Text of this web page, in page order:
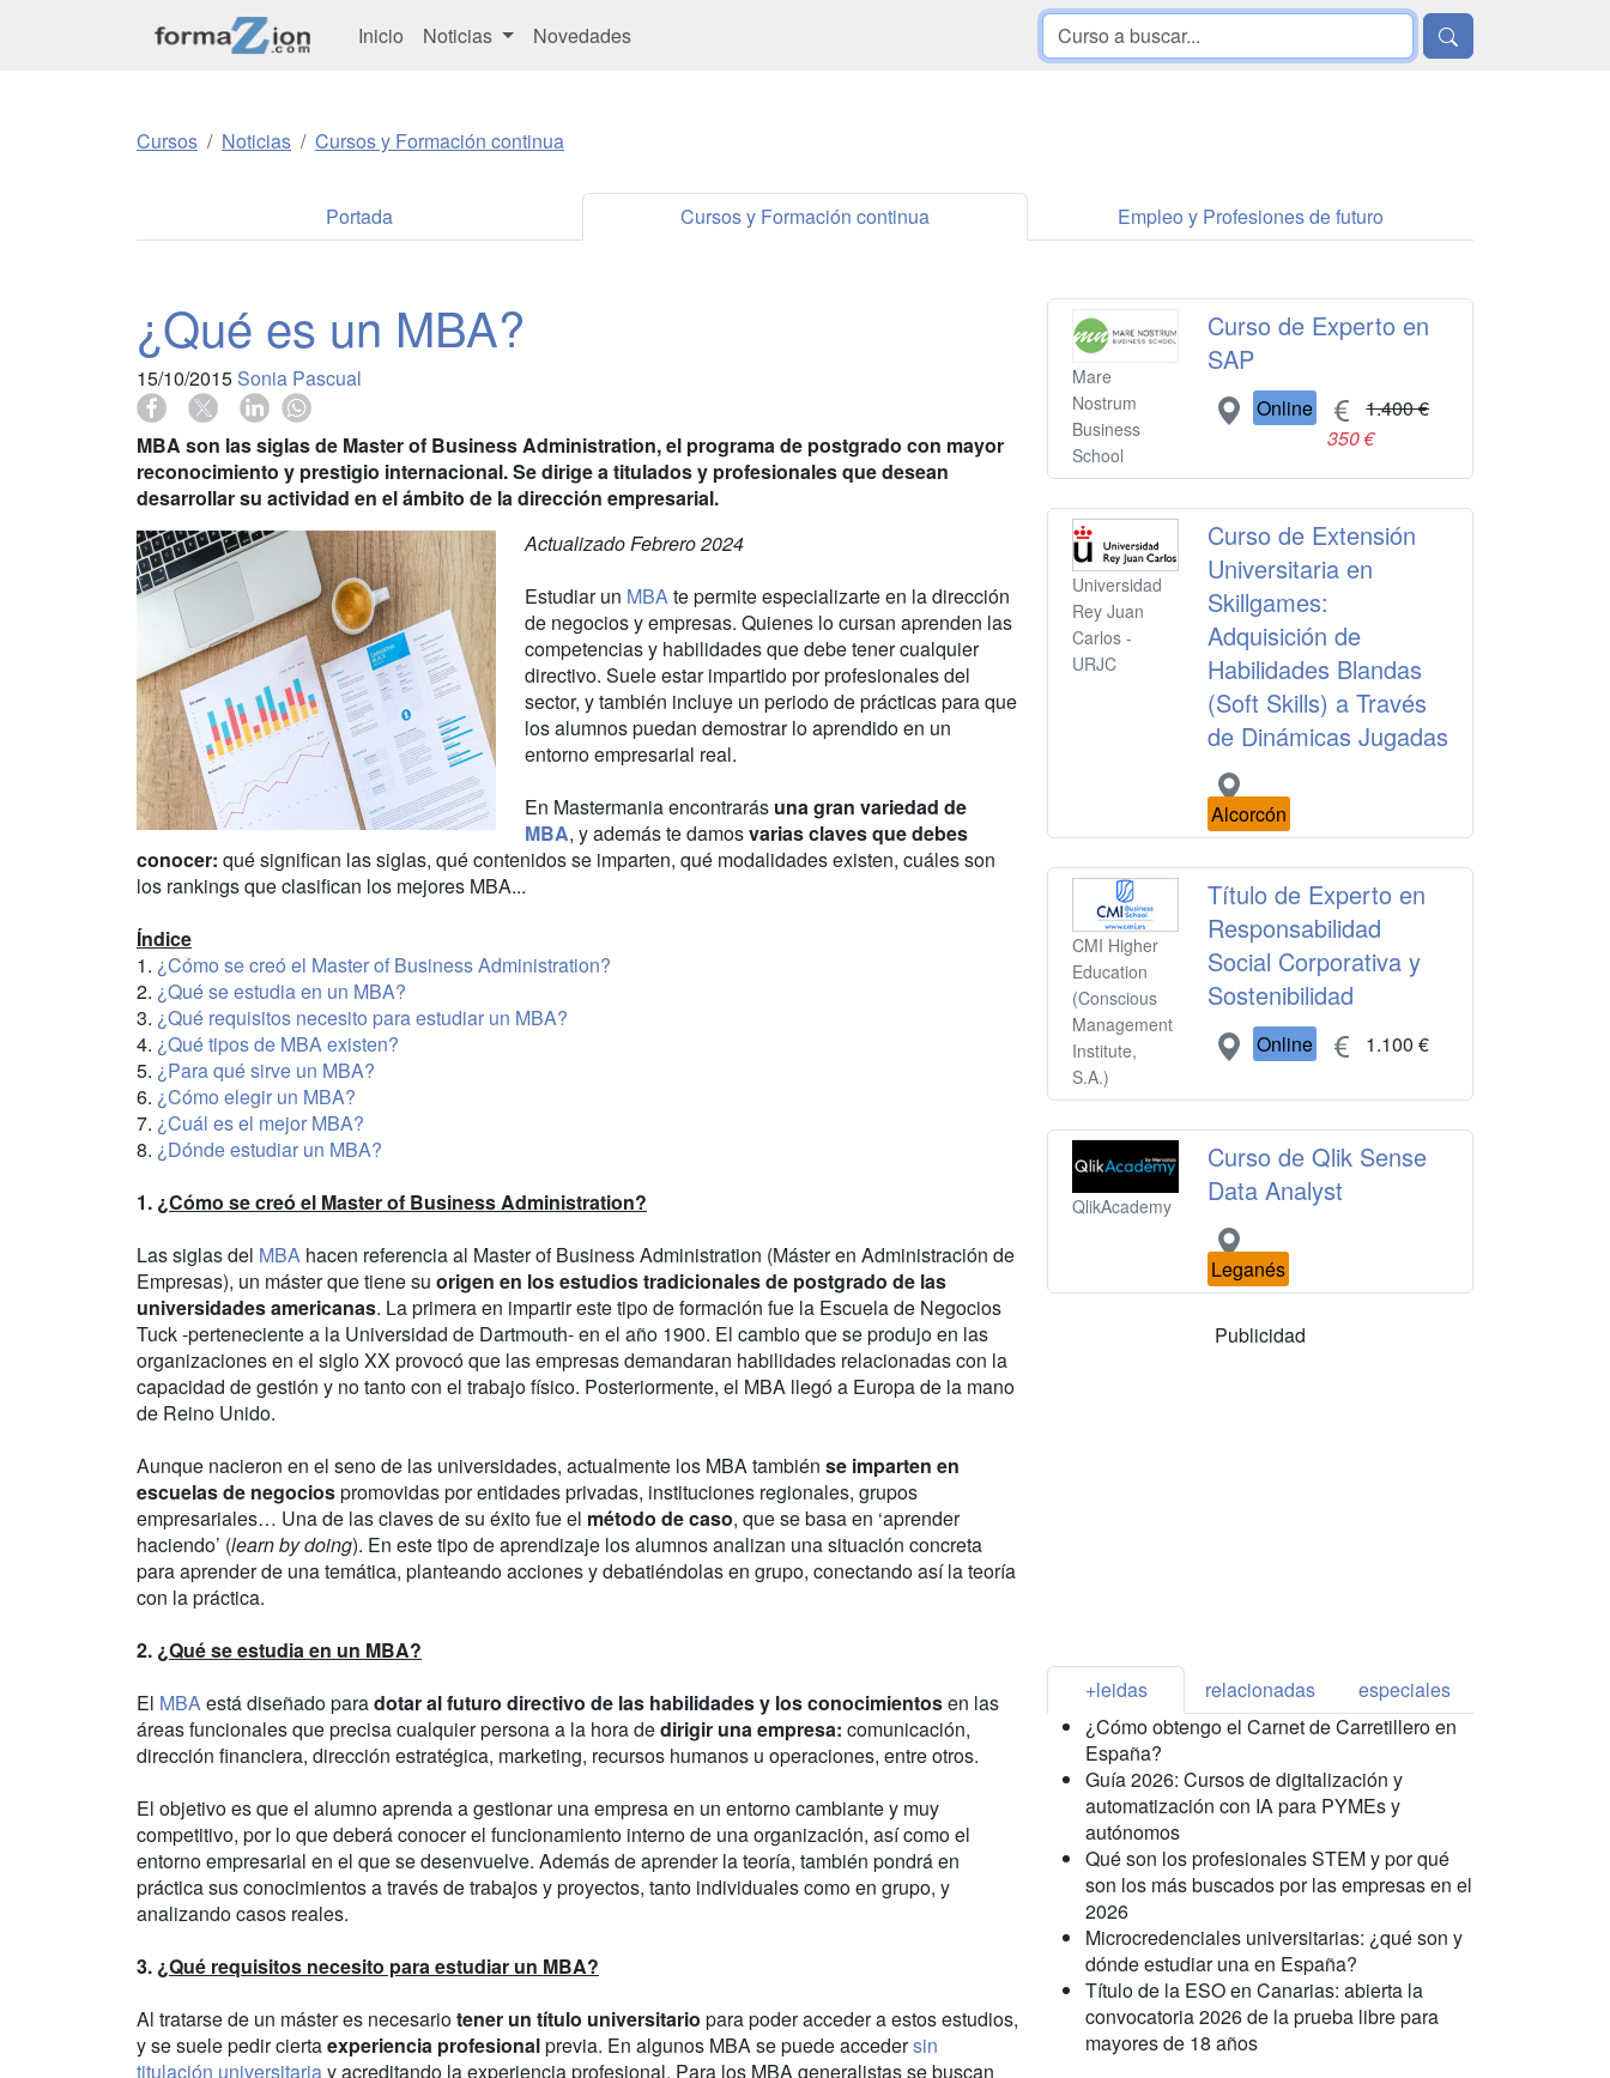
Inicio Noticias Novedades
Cursos Noticias Cursos y Formación continua
Portada Cursos y Formación continua Empleo y Profesiones de futuro
¿Qué es un MBA?
15/10/2015 Sonia Pascual
MBA son las siglas de Master of Business Administration, el programa de postgrado con mayor
reconocimiento y prestigio internacional. Se dirige a titulados y profesionales que desean
desarrollar su actividad en el ámbito de la dirección empresarial.
Actualizado Febrero 2024
Estudiar un MBA te permite especializarte en la dirección
de negocios y empresas. Quienes lo cursan aprenden las
competencias y habilidades que debe tener cualquier
directivo. Suele estar impartido por profesionales del
sector, y también incluye un periodo de prácticas para que
los alumnos puedan demostrar lo aprendido en un
entorno empresarial real.
En Mastermania encontrarás una gran variedad de
MBA, y además te damosvarias claves que debes
conocer: qué significan las siglas, qué contenidos se imparten, qué modalidades existen, cuáles son
los rankings que clasifican los mejores MBA...
Índice
1. ¿Cómo se creó el Master of Business Administration?
2. ¿Qué se estudia en un MBA?
3. ¿Qué requisitos necesito para estudiar un MBA?
4. ¿Qué tipos de MBA existen?
5. ¿Para qué sirve un MBA?
6. ¿Cómo elegir un MBA?
7. ¿Cuál es el mejor MBA?
8. ¿Dónde estudiar un MBA?
1. ¿Cómo se creó el Master of Business Administration?
Las siglas del MBA hacen referencia al Master of Business Administration (Máster en Administración de
Empresas), un máster que tiene su origen en los estudios tradicionales de postgrado de las
universidades americanas. La primera en impartir este tipo de formación fue la Escuela de Negocios
Tuck -perteneciente a la Universidad de Dartmouth- en el año 1900. El cambio que se produjo en las
organizaciones en el siglo XX provocó que las empresas demandaran habilidades relacionadas con la
capacidad de gestión y no tanto con el trabajo físico. Posteriormente, el MBA llegó a Europa de la mano
de Reino Unido.
Aunque nacieron en el seno de las universidades, actualmente los MBA también se imparten en
escuelas de negociospromovidas por entidades privadas, instituciones regionales, grupos
empresariales… Una de las claves de su éxito fue el método de caso, que se basa en ‘aprender
haciendo’ (learn by doing). En este tipo de aprendizaje los alumnos analizan una situación concreta
para aprender de una temática, planteando acciones y debatiéndolas en grupo, conectando así la teoría
con la práctica.
2. ¿Qué se estudia en un MBA?
El MBA está diseñado paradotar al futuro directivo de las habilidades y los conocimientosen las
áreas funcionales que precisa cualquier persona a la hora dedirigir una empresa: comunicación,
dirección financiera, dirección estratégica, marketing, recursos humanos u operaciones, entre otros.
El objetivo es que el alumno aprenda a gestionar una empresa en un entorno cambiante y muy
competitivo, por lo que deberá conocer el funcionamiento interno de una organización, así como el
entorno empresarial en el que se desenvuelve. Además de aprender la teoría, también pondrá en
práctica sus conocimientos a través de trabajos y proyectos, tanto individuales como en grupo, y
analizando casos reales.
3. ¿Qué requisitos necesito para estudiar un MBA?
Al tratarse de un máster es necesariotener un título universitario para poder acceder a estos estudios,
y se suele pedir ciertaexperiencia profesionalprevia. En algunos MBA se puede accedersin
titulación universitariay acreditando la experiencia profesional. Para los MBA generalistas se buscan
Mare
Nostrum
Business
School
Curso de Experto en
SAP
Online
1.400 €
350 €
Universidad
Rey Juan
Carlos -
URJC
Curso de Extensión
Universitaria en
Skillgames:
Adquisición de
Habilidades Blandas
(Soft Skills) a Través
de Dinámicas Jugadas
Alcorcón
CMI Higher
Education
(Conscious
Management
Institute,
S.A.)
Título de Experto en
Responsabilidad
Social Corporativa y
Sostenibilidad
Online 1.100 €
QlikAcademy
Curso de Qlik Sense
Data Analyst
Leganés
Publicidad
+leidas relacionadas
especiales
¿Cómo obtengo el Carnet de Carretillero en
España?
Guía 2026: Cursos de digitalización y
automatización con IA para PYMEs y
autónomos
Qué son los profesionales STEM y por qué
son los más buscados por las empresas en el
2026
Microcredenciales universitarias: ¿qué son y
dónde estudiar una en España?
Título de la ESO en Canarias: abierta la
convocatoria 2026 de la prueba libre para
mayores de 18 años